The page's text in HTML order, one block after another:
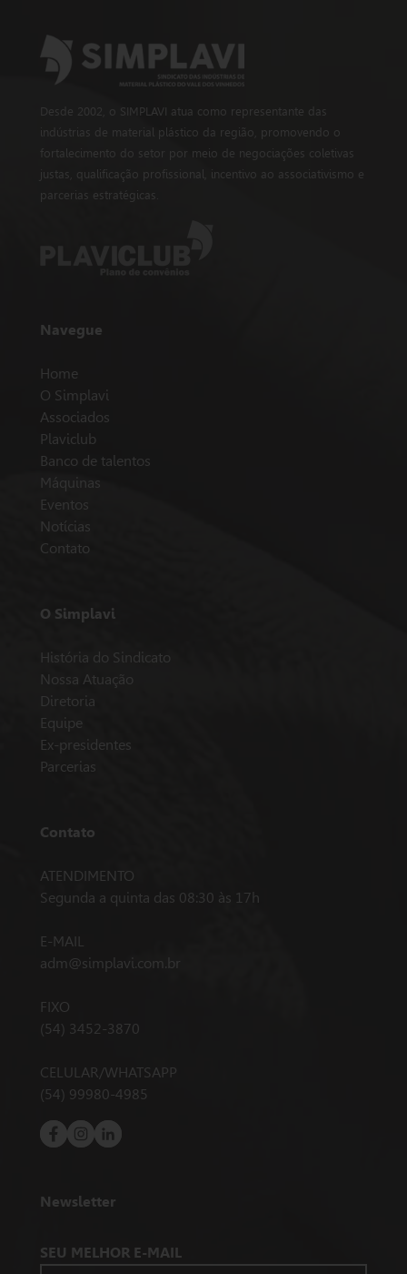
Desde 2002, o SIMPLAVI atua como representante das
indústrias de material plástico da região, promovendo o
fortalecimento do setor por meio de negociações coletivas
justas, qualificação profissional, incentivo ao associativismo e
parcerias estratégicas.
Navegue
Home
O Simplavi
Associados
Plaviclub
Banco de talentos
Máquinas
Eventos
Notícias
Contato
O Simplavi
História do Sindicato
Nossa Atuação
Diretoria
Equipe
Ex-presidentes
Parcerias
Contato
ATENDIMENTO
Segunda a quinta das 08:30 às 17h
E-MAIL
adm@simplavi.com.br
FIXO
(54) 3452-3870
CELULAR/WHATSAPP
(54) 99980-4985
Newsletter
SEU MELHOR E-MAIL